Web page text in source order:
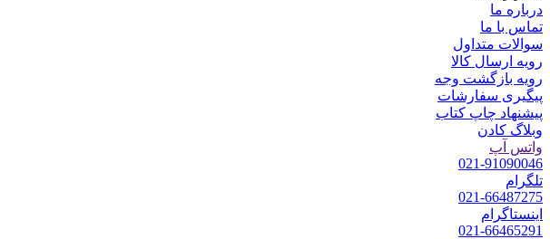
درباره ما
تماس با ما
سوالات متداول
رویه ارسال کالا
رویه بازگشت وجه
پیگیری سفارشات
پیشنهاد چاپ کتاب
وبلاگ کادن
واتس آپ
021-91090046
تلگرام
021-66487275
اینستاگرام
021-66465291